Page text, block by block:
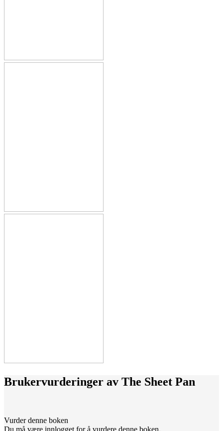
Brukervurderinger av The Sheet Pan
Vurder denne boken